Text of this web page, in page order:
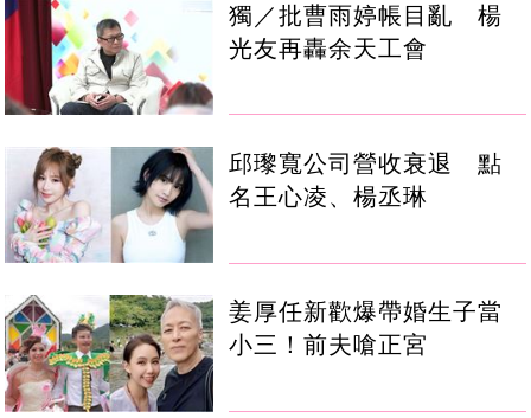
獨／批曹雨婷帳目亂 楊
光友再轟余天工會
邱瓈寬公司營收衰退 點
名王心凌、楊丞琳
姜厚任新歡爆帶婚生子當
小三！前夫嗆正宮